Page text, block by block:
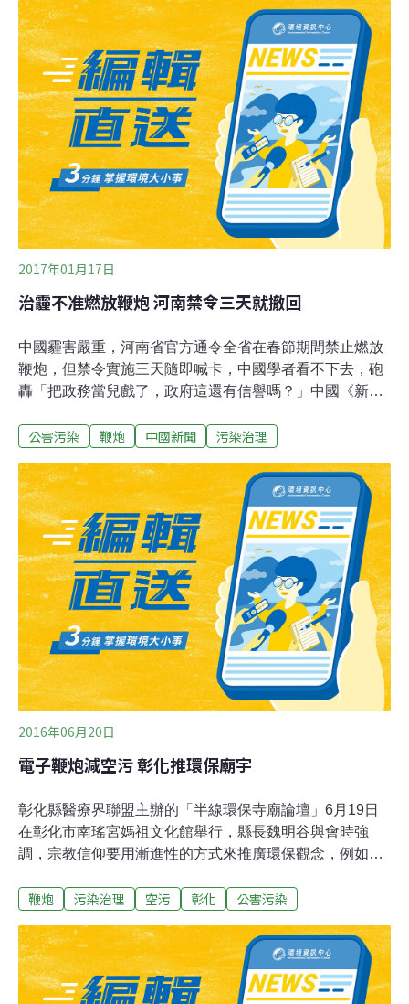
煙火慶祝排燈節，一直持續到今天（15日）凌晨，空氣污
染更加惡化。由於2019冠狀病毒疾病（COVID-19）疫情
肆虐，在新德里這個2000多萬人的城市，已確診超過40萬
例，這也讓人們更加警覺悶人的霧霾對健康的危害；醫生
警告說，呼吸道疾病將急遽增加。
2017年01月17日
治霾不准燃放鞭炮 河南禁令三天就撤回
中國霾害嚴重，河南省官方通令全省在春節期間禁止燃放
鞭炮，但禁令實施三天隨即喊卡，中國學者看不下去，砲
轟「把政務當兒戲了，政府這還有信譽嗎？」中國《新京
織，本月14日發出緊急通知，要求全省包括鄉鎮、農村在
銷商16日走上街頭表達不滿。業者表示，河南省有約250
家煙花爆竹公司，庫存量價值約7.5億元（約台幣33.75億
元），政策沒有緩衝期，且挑在農曆春節期間，違反傳統
風俗。這項禁令發佈施行僅三天，就在業者陳情當天下
午，該組織就撤回文件。
公害污染 鞭炮 中國新聞 污染治理
2016年06月20日
電子鞭炮減空污 彰化推環保廟宇
彰化縣醫療界聯盟主辦的「半線環保寺廟論壇」6月19日
在彰化市南瑤宮媽祖文化館舉行，縣長魏明谷與會時強
調，宗教信仰要用漸進性的方式來推廣環保觀念，例如用
月19日魏明谷以行動支持「健康好空氣」的環保主張，台
事長蔡志宏、縣議員林世賢、環保局長江培根、衛生局長
葉彥伯等人都到場參與；魏明谷強調，鼓勵用電子鞭炮就
是環保寺廟很好的開始。葉光芃在論壇中指出，每個人1
鞭炮 污染治理 空污 彰化 公害污染